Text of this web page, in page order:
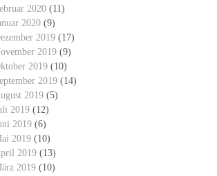
2020 (11)
2020 (9)
2019 (17)
2019 (9)
2019 (10)
2019 (14)
2019 (5)
2019 (12)
2019 (6)
2019 (10)
2019 (13)
2019 (10)